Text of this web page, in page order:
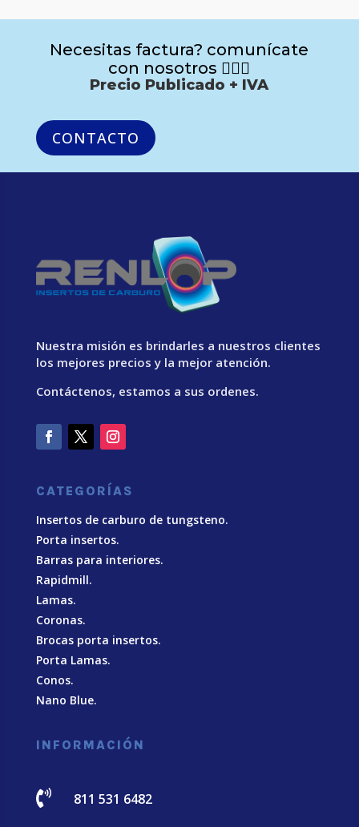
Necesitas factura? comunícate
con nosotros 🙋🏻‍♂️
Precio Publicado + IVA
CONTACTO
Nuestra misión es brindarles a nuestros clientes
los mejores precios y la mejor atención.
Contáctenos, estamos a sus ordenes.
CATEGORÍAS
Insertos de carburo de tungsteno.
Porta insertos.
Barras para interiores.
Rapidmill.
Lamas.
Coronas.
Brocas porta insertos.
Porta Lamas.
Conos.
Nano Blue.
INFORMACIÓN
 811 531 6482